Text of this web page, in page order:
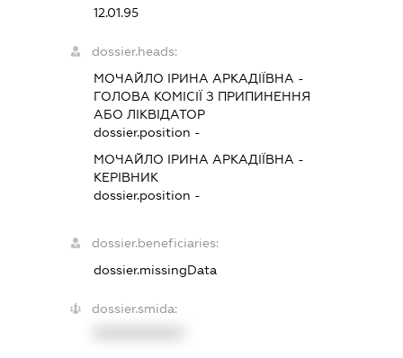
12.01.95
dossier.heads:
МОЧАЙЛО ІРИНА АРКАДІЇВНА -
ГОЛОВА КОМІСІЇ З ПРИПИНЕННЯ
АБО ЛІКВІДАТОР
dossier.position -
МОЧАЙЛО ІРИНА АРКАДІЇВНА -
КЕРІВНИК
dossier.position -
dossier.beneficiaries:
dossier.missingData
dossier.smida: